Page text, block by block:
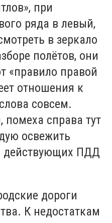
при
ряда в левый,
в зеркало
полётов, они
«правило правой
отношения к
совсем.
справа тут
освежить
действующих ПДД
дороги
К недостаткам